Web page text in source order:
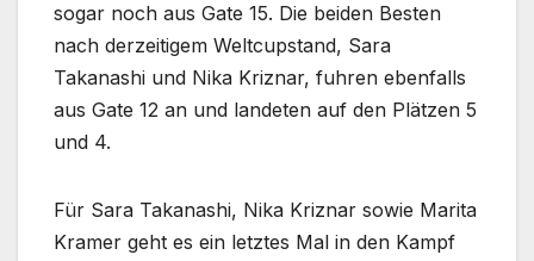
sogar noch aus Gate 15. Die beiden Besten
nach derzeitigem Weltcupstand, Sara
Takanashi und Nika Kriznar, fuhren ebenfalls
aus Gate 12 an und landeten auf den Plätzen 5
und 4.
Für Sara Takanashi, Nika Kriznar sowie Marita
Kramer geht es ein letztes Mal in den Kampf